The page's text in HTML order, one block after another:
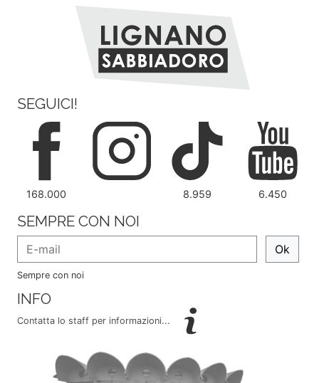
SEGUICI!
168.000 8.959 6.450
SEMPRE CON NOI
Ok
Sempre con noi
INFO
Contatta lo staff per informazioni...